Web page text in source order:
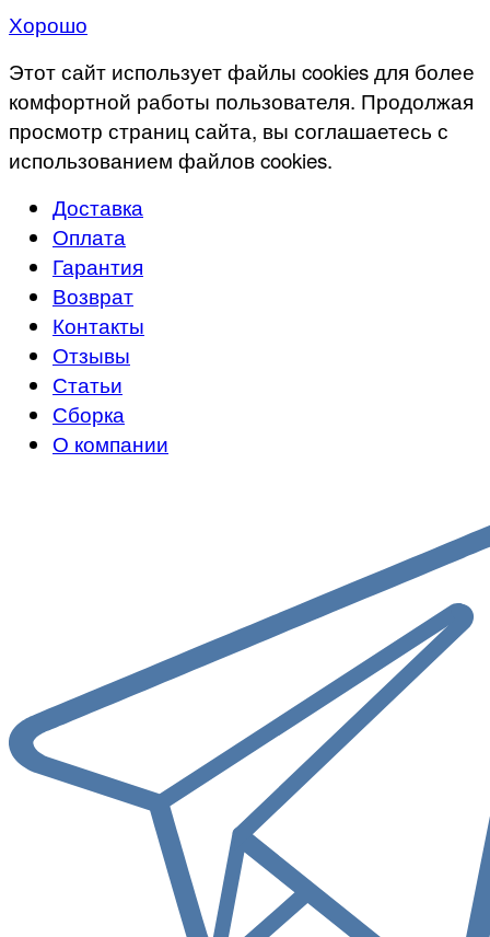
Хорошо
Этот сайт использует файлы cookies для более
комфортной работы пользователя. Продолжая
просмотр страниц сайта, вы соглашаетесь с
использованием файлов cookies.
Доставка
Оплата
Гарантия
Возврат
Контакты
Отзывы
Статьи
Сборка
О компании